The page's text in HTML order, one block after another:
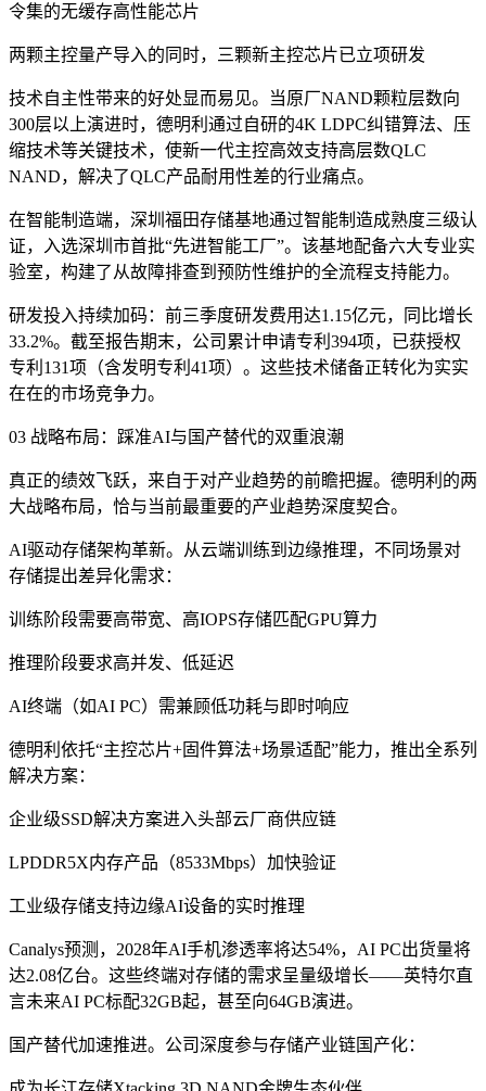
令集的无缓存高性能芯片
两颗主控量产导入的同时，三颗新主控芯片已立项研发
技术自主性带来的好处显而易见。当原厂NAND颗粒层数向
300层以上演进时，德明利通过自研的4K LDPC纠错算法、压
缩技术等关键技术，使新一代主控高效支持高层数QLC
NAND，解决了QLC产品耐用性差的行业痛点。
在智能制造端，深圳福田存储基地通过智能制造成熟度三级认
证，入选深圳市首批“先进智能工厂”。该基地配备六大专业实
验室，构建了从故障排查到预防性维护的全流程支持能力。
研发投入持续加码：前三季度研发费用达1.15亿元，同比增长
33.2%。截至报告期末，公司累计申请专利394项，已获授权
专利131项（含发明专利41项）。这些技术储备正转化为实实
在在的市场竞争力。
03 战略布局：踩准AI与国产替代的双重浪潮
真正的绩效飞跃，来自于对产业趋势的前瞻把握。德明利的两
大战略布局，恰与当前最重要的产业趋势深度契合。
AI驱动存储架构革新。从云端训练到边缘推理，不同场景对
存储提出差异化需求：
训练阶段需要高带宽、高IOPS存储匹配GPU算力
推理阶段要求高并发、低延迟
AI终端（如AI PC）需兼顾低功耗与即时响应
德明利依托“主控芯片+固件算法+场景适配”能力，推出全系列
解决方案：
企业级SSD解决方案进入头部云厂商供应链
LPDDR5X内存产品（8533Mbps）加快验证
工业级存储支持边缘AI设备的实时推理
Canalys预测，2028年AI手机渗透率将达54%，AI PC出货量将
达2.08亿台。这些终端对存储的需求呈量级增长——英特尔直
言未来AI PC标配32GB起，甚至向64GB演进。
国产替代加速推进。公司深度参与存储产业链国产化：